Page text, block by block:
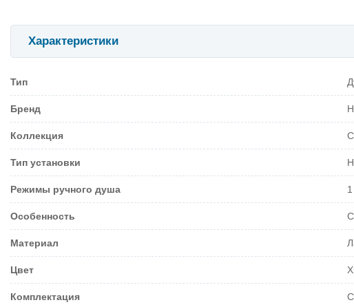
Характеристики
Тип
Бренд
Коллекция
Тип установки
Режимы ручного душа
Особенность
Материал
Цвет
Комплектация